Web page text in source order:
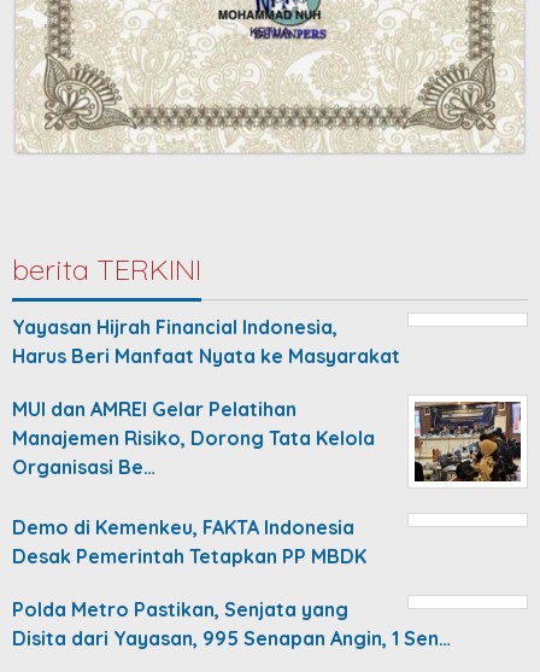
berita TERKINI
Yayasan Hijrah Financial Indonesia,
Harus Beri Manfaat Nyata ke Masyarakat
MUI dan AMREI Gelar Pelatihan
Manajemen Risiko, Dorong Tata Kelola
Organisasi Be…
Demo di Kemenkeu, FAKTA Indonesia
Desak Pemerintah Tetapkan PP MBDK
Polda Metro Pastikan, Senjata yang
Disita dari Yayasan, 995 Senapan Angin, 1 Sen…